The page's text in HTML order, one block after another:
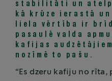
stabilitāti un
kā krūze ierastā
liela vērtība ir
pasaulē valda
kafijas
nozīmē to pašu.
“Es dzeru kafiju no